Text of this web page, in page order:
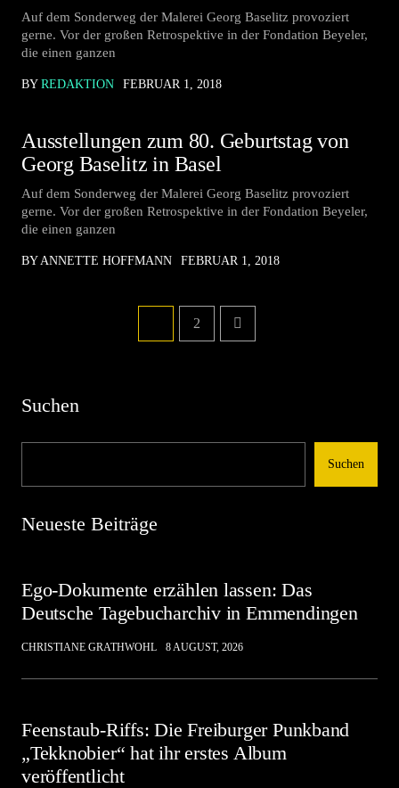
Auf dem Sonderweg der Malerei Georg Baselitz provoziert
gerne. Vor der großen Retrospektive in der Fondation Beyeler,
die einen ganzen
BY REDAKTION FEBRUAR 1, 2018
Ausstellungen zum 80. Geburtstag von
Georg Baselitz in Basel
Auf dem Sonderweg der Malerei Georg Baselitz provoziert
gerne. Vor der großen Retrospektive in der Fondation Beyeler,
die einen ganzen
BY ANNETTE HOFFMANN FEBRUAR 1, 2018
2
Suchen
Suchen
Neueste Beiträge
Ego-Dokumente erzählen lassen: Das
Deutsche Tagebucharchiv in Emmendingen
CHRISTIANE GRATHWOHL 8 AUGUST, 2026
Feenstaub-Riffs: Die Freiburger Punkband
„Tekknobier“ hat ihr erstes Album
veröffentlicht